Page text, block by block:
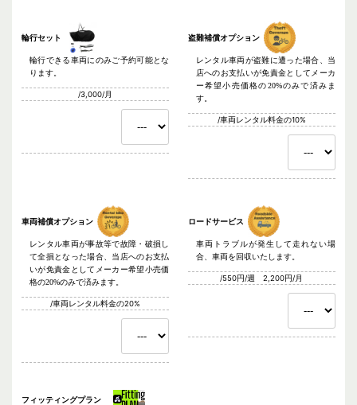
輪行セット
輪行できる車両にのみご予約可能とな
ります。
/3,000/月
盗難補償オプション
レンタル車両が盗難に遭った場合、当
店へのお支払いが免責金としてメーカ
ー希望小売価格の20%のみで済みま
す。
/車両レンタル料金の10%
車両補償オプション
レンタル車両が事故等で故障・破損し
て全損となった場合、当店へのお支払
いが免責金としてメーカー希望小売価
格の20%のみで済みます。
/車両レンタル料金の20%
ロードサービス
車両トラブルが発生して走れない場
合、車両を回収いたします。
/550円/週 2,200円/月
フィッティングプラン